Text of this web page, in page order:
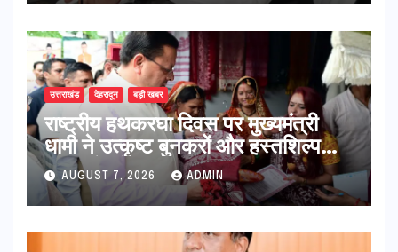
उत्तराखंड देहरादून बड़ी खबर
राष्ट्रीय हथकरघा दिवस पर मुख्यमंत्री
धामी ने उत्कृष्ट बुनकरों और हस्तशिल्प
कारीगरों को किया सम्मानित
AUGUST 7, 2026 ADMIN